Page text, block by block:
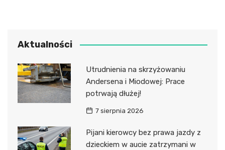
Aktualności
Utrudnienia na skrzyżowaniu
Andersena i Miodowej: Prace
potrwają dłużej!
7 sierpnia 2026
Pijani kierowcy bez prawa jazdy z
dzieckiem w aucie zatrzymani w